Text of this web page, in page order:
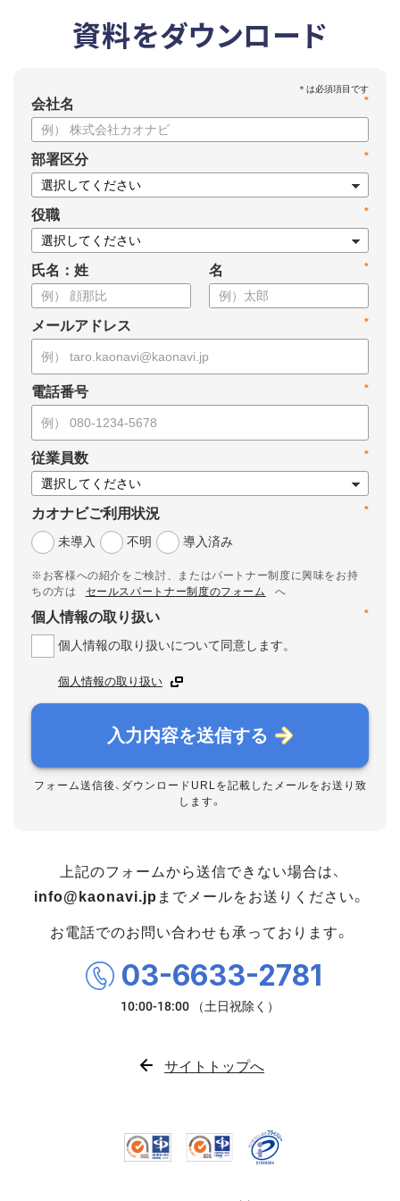
資料をダウンロード
*
会社名
*
部署区分
*
役職
氏名：姓 *
名
*
メールアドレス
*
電話番号
*
従業員数
*
カオナビご利用状況
未導入
不明 導入済み
※お客様への紹介をご検討、またはパートナー制度に興味をお持
ちの方は
セールスパートナー制度のフォーム
へ
*
個人情報の取り扱い
個人情報の取り扱いについて同意します。
個人情報の取り扱い
入力内容を送信する
フォーム送信後、ダウンロードURLを記載したメールをお送り致
します。
上記のフォームから送信できない場合は、
info@kaonavi.jp までメールをお送りください。
お電話でのお問い合わせも承っております。
03-6633-2781
サイトトップへ